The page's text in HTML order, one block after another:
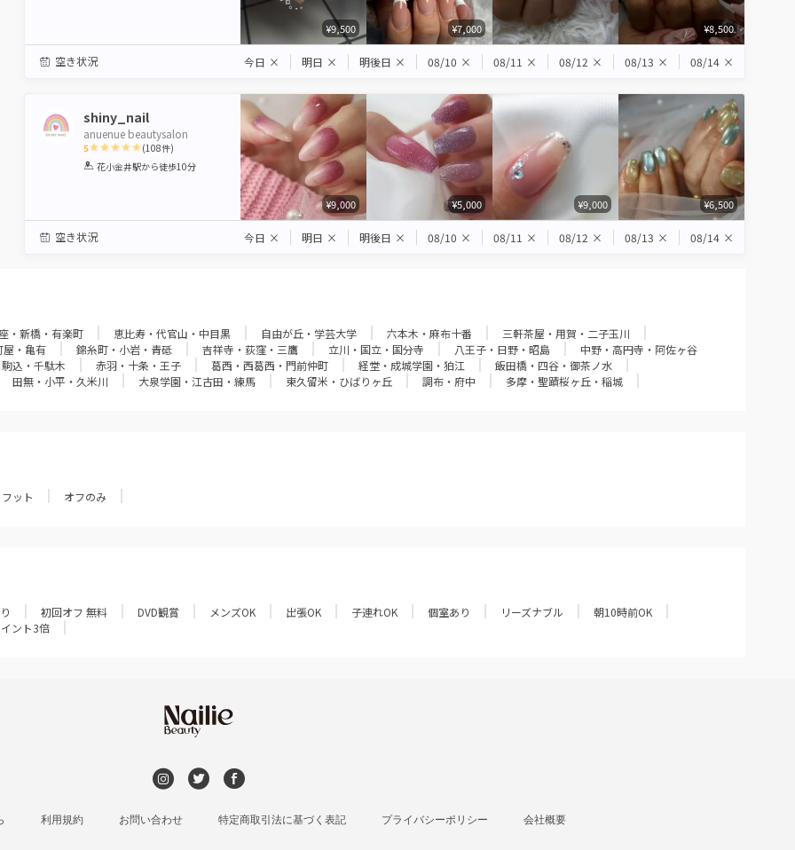
¥9,500 ¥7,000 ¥8,500
空き状況 今日 × 明日 × 明後日 × 08/10 × 08/11 × 08/12 × 08/13 × 08/14 ×
shiny_nail
anuenue beautysalon
5
1 2 3 4 5
(108件)
花小金井駅から徒歩10分
¥9,000 ¥5,000 ¥9,000 ¥6,500
空き状況 今日 × 明日 × 明後日 × 08/10 × 08/11 × 08/12 × 08/13 × 08/14 ×
・新橋・有楽町 恵比寿・代官山・中目黒 自由が丘・学芸大学 六本木・麻布十番
三軒茶屋・用賀・二子玉川
屋・亀有 錦糸町・小岩・青砥 吉祥寺・荻窪・三鷹 立川・国立・国分寺 八王子・日野・昭島
中野・高円寺・阿佐ヶ谷
込・千駄木 赤羽・十条・王子 葛西・西葛西・門前仲町 経堂・成城学園・狛江
飯田橋・四谷・御茶ノ水
田無・小平・久米川 大泉学園・江古田・練馬 東久留米・ひばりヶ丘 調布・府中 多摩・聖蹟桜ヶ丘・稲城
フット オフのみ
初回オフ 無料 DVD観賞 メンズOK 出張OK 子連れOK 個室あり リーズナブル
朝10時前OK
ント3倍
利用規約 お問い合わせ 特定商取引法に基づく表記 プライバシーポリシー 会社概要